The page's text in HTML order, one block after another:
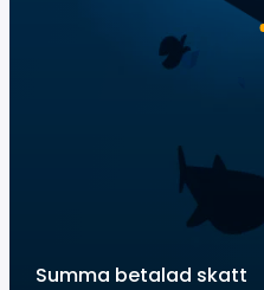
Summa betalad skatt